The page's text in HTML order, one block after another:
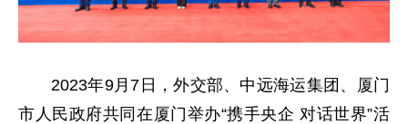
2023年9月7日，外交部、中远海运集团、厦门
市人民政府共同在厦门举办“携手央企 对话世界”活